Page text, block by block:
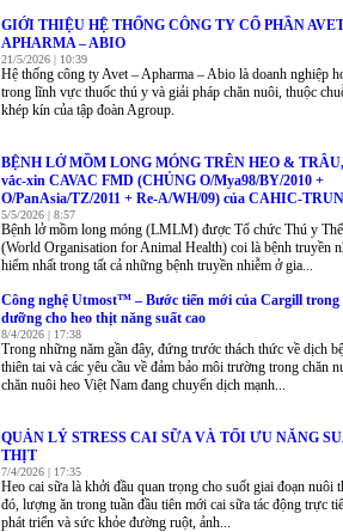
GIỚI THIỆU HỆ THỐNG CÔNG TY CỔ PHẦN
APHARMA – ABIO
21/5/2026 | 10:39
Hệ thống công ty Avet – Apharma – Abio là doanh nghiệp
trong lĩnh vực thuốc thú y và giải pháp chăn nuôi, thuộc
khép kín của tập đoàn Agroup.
BỆNH LỞ MỒM LONG MÓNG TRÊN HEO &
vắc-xin CAVAC FMD (CHỦNG O/Mya98/BY/2010 +
O/PanAsia/TZ/2011 + Re-A/WH/09) của CAHIC-
5/5/2026 | 8:57
Bệnh lở mồm long móng (LMLM) được Tổ chức Thú y
(World Organisation for Animal Health) coi là bệnh truyền
hiểm nhất trong tất cả những bệnh truyền nhiễm ở gia...
Công nghệ Utmost™ – Bước tiến mới của Cargill
dưỡng cho heo thịt năng suất cao
8/4/2026 | 17:38
Trong những năm gần đây, đứng trước thách thức về dịch
thiên tai và các yêu cầu về đảm bảo môi trường trong chăn
chăn nuôi heo Việt Nam đang chuyển dịch mạnh...
QUẢN LÝ STRESS CAI SỮA VÀ TỐI ƯU NĂNG
THỊT
7/4/2026 | 17:35
Heo cai sữa là khởi đầu quan trọng cho suốt giai đoạn nuôi
đó, lượng ăn trong tuần đầu tiên mới cai sữa tác động trực
phát triển và sức khỏe đường ruột, ảnh...